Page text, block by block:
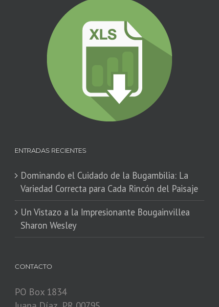
ENTRADAS RECIENTES
Dominando el Cuidado de la Bugambilia: La
Variedad Correcta para Cada Rincón del Paisaje
​Un Vistazo a la Impresionante Bougainvillea
Sharon Wesley
CONTACTO
PO Box 1834